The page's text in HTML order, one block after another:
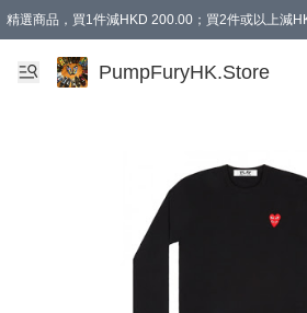
精選商品，買1件減HKD 200.00；買2件或以上減
AAPE商品,會員專享9折或以上（按會員等級）
精選商品，任選買2件或以上減HKD 100.00
購物滿 HKD 800.00即享免運費優惠！（適用於 特
PumpFuryHK.Store